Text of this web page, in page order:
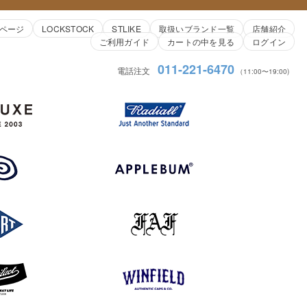
ージ LOCKSTOCK STLIKE 取扱いブランド一覧
店舗紹介
ご利用ガイド
カートの中を見る ログイン
電話注文 011-221-6470 （11:00〜19:00)